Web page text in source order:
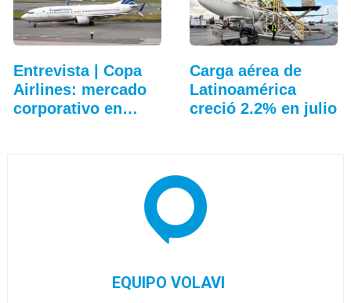
Entrevista | Copa
Airlines: mercado
corporativo en…
Carga aérea de
Latinoamérica
creció 2.2% en julio
EQUIPO VOLAVI